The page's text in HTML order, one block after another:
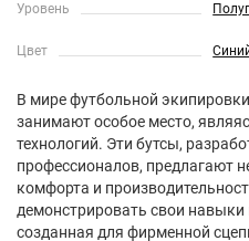
Уровень
Цвет
В мире футбольной
занимают особое место,
технологий. Эти бутсы,
профессионалов, предлагают
комфорта и
демонстрировать свои
созданная для фирменной